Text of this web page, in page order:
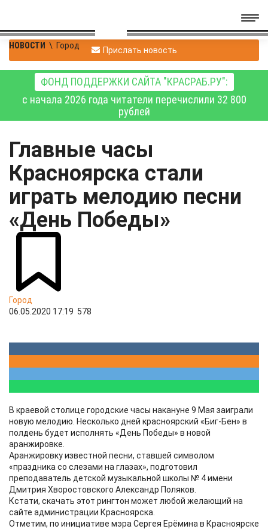
НОВОСТИ \ Город Прислать новость
ФОНД ПОДДЕРЖКИ САЙТА "КРАСРАБ.РУ":
с начала 2026 года читатели перечислили 32 800
рублей
Главные часы
Красноярска стали
играть мелодию песни
«День Победы»
Город
06.05.2020 17:19 578
В краевой столице городские часы накануне 9 Мая заиграли
новую мелодию. Несколько дней красноярский «Биг-Бен» в
полдень будет исполнять «День Победы» в новой
аранжировке.
Аранжировку известной песни, ставшей символом
«праздника со слезами на глазах», подготовил
преподаватель детской музыкальной школы № 4 имени
Дмитрия Хворостовского Александр Поляков.
Кстати, скачать этот рингтон может любой желающий на
сайте администрации Красноярска.
Отметим, по инициативе мэра Сергея Ерёмина в Красноярске